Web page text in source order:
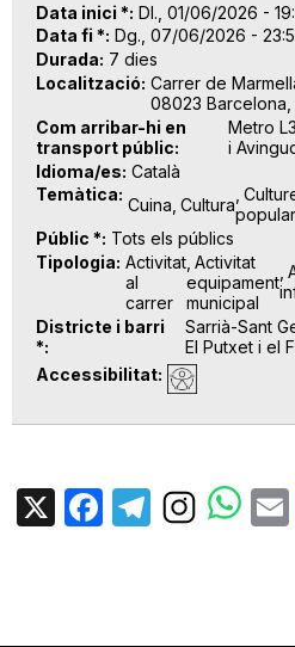
Data inici * Dl., 01/06/2026 -
Data fi * Dg., 07/06/2026 -
Durada 7 dies
Localització Carrer de
08023 Barcelona,
Com arribar-hi en
transport públic
Metro
i
Idioma/es Català
Temàtica Cuina Cultura
Públic * Tots els públics
Tipologia Activitat
al
carrer
Activitat
equipament
municipal
Districte i barri
*
Sarrià-Sant
El Putxet i el
Accessibilitat
X Facebook